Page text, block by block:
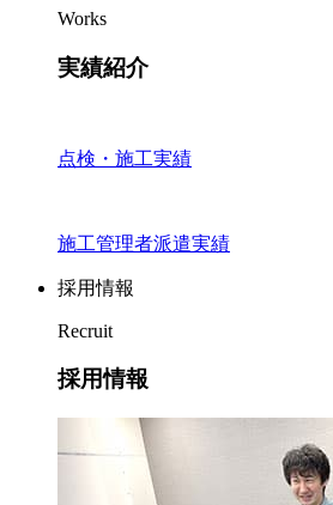
Works
実績紹介
点検・施工実績
施工管理者派遣実績
採用情報
Recruit
採用情報